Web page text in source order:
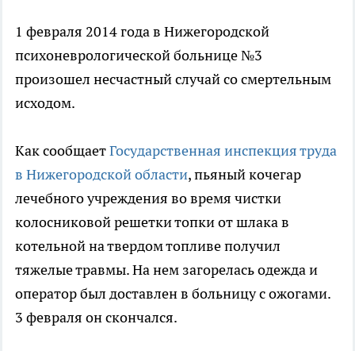
1 февраля 2014 года в Нижегородской
психоневрологической больнице №3
произошел несчастный случай со смертельным
исходом.
Как сообщаетГосударственная инспекция труда
в Нижегородской области, пьяный кочегар
лечебного учреждения во время чистки
колосниковой решетки топки от шлака в
котельной на твердом топливе получил
тяжелые травмы. На нем загорелась одежда и
оператор был доставлен в больницу с ожогами.
3 февраля он скончался.